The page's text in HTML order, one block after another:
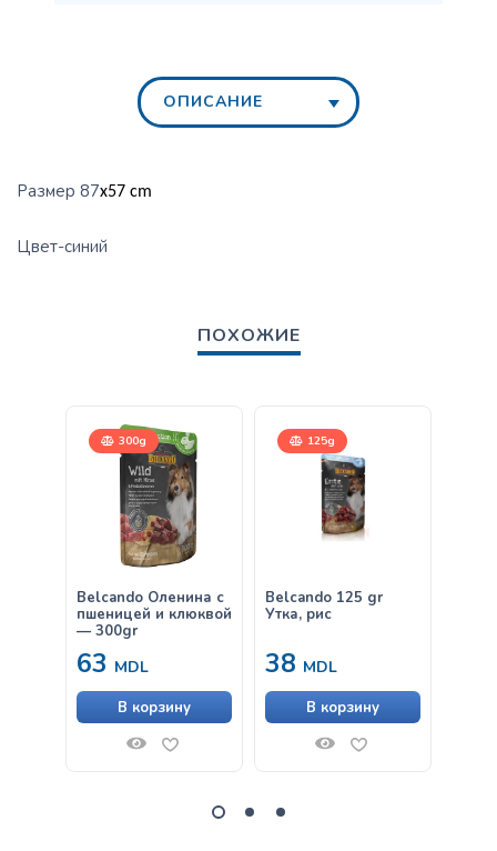
ОПИСАНИЕ
Размер 87x57 cm
Цвет-синий
ПОХОЖИЕ
300g
Belcando Оленина с
пшеницей и клюквой
— 300gr
63 MDL
В корзину
125g
Belcando 125 gr
Утка, рис
38 MDL
В корзину